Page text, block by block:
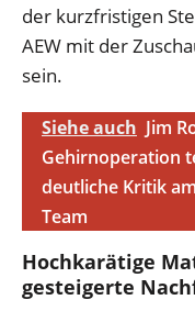
der kurzfristigen
AEW mit der
sein.
Siehe auch Jim
Gehirnoperation
deutliche Kritik
Team
Hochkarätige
gesteigerte